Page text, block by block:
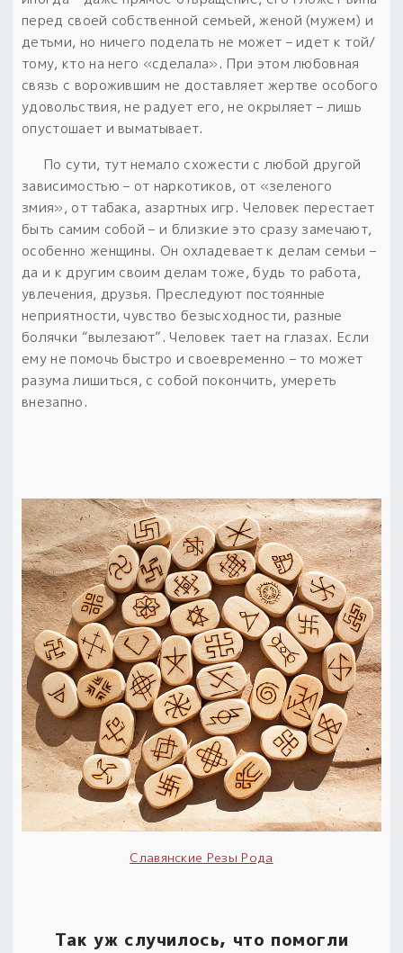
перед своей собственной семьей, женой (мужем) и
детьми, но ничего поделать не может – идет к той/
тому, кто на него «сделала». При этом любовная
связь с ворожившим не доставляет жертве особого
удовольствия, не радует его, не окрыляет – лишь
опустошает и выматывает.
По сути, тут немало схожести с любой другой
зависимостью – от наркотиков, от «зеленого
змия», от табака, азартных игр. Человек перестает
быть самим собой – и близкие это сразу замечают,
особенно женщины. Он охладевает к делам семьи –
да и к другим своим делам тоже, будь то работа,
увлечения, друзья. Преследуют постоянные
неприятности, чувство безысходности, разные
болячки “вылезают”. Человек тает на глазах. Если
ему не помочь быстро и своевременно – то может
разума лишиться, с собой покончить, умереть
внезапно.
Славянские Резы Рода
Так уж случилось, что помогли